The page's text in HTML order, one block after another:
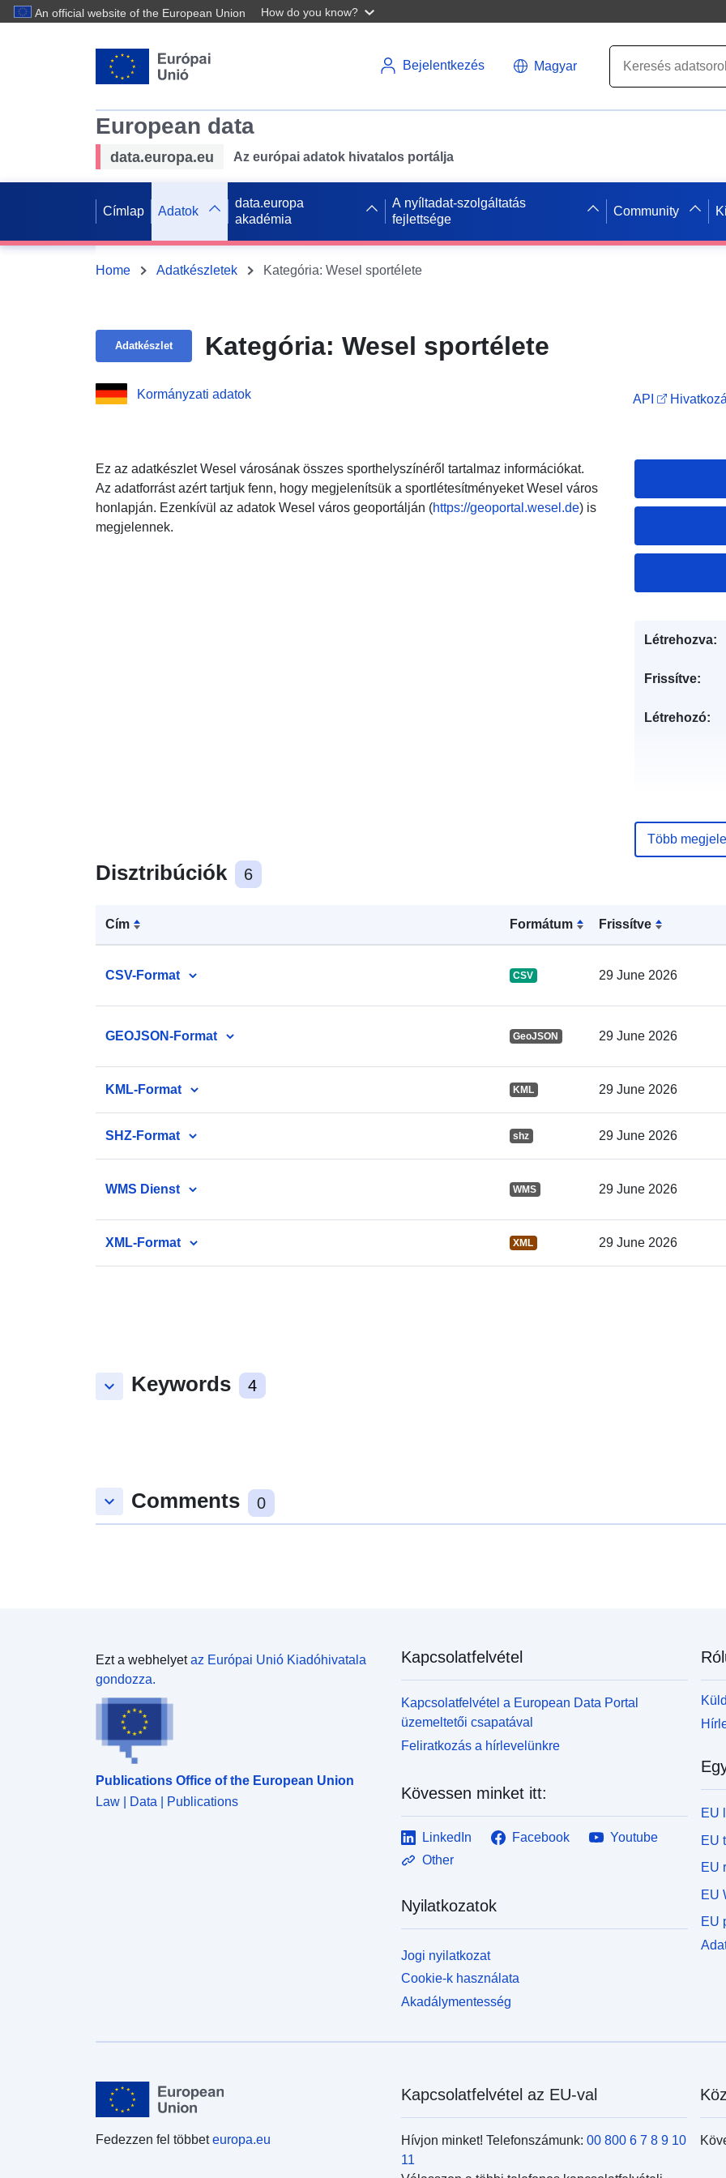
An official website of the European Union How do you know?
Bejelentkezés Magyar
European data
data.europa.eu Az európai adatok hivatalos portálja
Címlap Adatok
data.europa
akadémia
A nyíltadat-szolgáltatás
fejlettsége
Community
Home Adatkészletek Kategória: Wesel sportélete
Adatkészlet Kategória: Wesel sportélete
Kormányzati adatok API
Ez az adatkészlet Wesel városának összes sporthelyszínéről tartalmaz információkat.
Az adatforrást azért tartjuk fenn, hogy megjelenítsük a sportlétesítményeket Wesel város
honlapján. Ezenkívül az adatok Wesel város geoportálján (https://geoportal.wesel.de) is
megjelennek.
Disztribúciók 6
Cím Formátum Frissítve
CSV-Format CSV 29 June 2026
GEOJSON-Format GeoJSON 29 June 2026
KML-Format KML 29 June 2026
SHZ-Format shz 29 June 2026
WMS Dienst WMS 29 June 2026
XML-Format XML 29 June 2026
keyboard_arrow_down Keywords 4
Létrehozva:
Frissítve:
Létrehozó:
Közzétevő:
Több
keyboard_arrow_down Comments 0
Ezt a webhelyetaz Európai Unió Kiadóhivatala
gondozza.
Publications Office of the European Union
Law | Data | Publications
Kapcsolatfelvétel
Kapcsolatfelvétel a European Data Portal
üzemeltetői csapatával
Feliratkozás a hírlevelünkre
Kövessen minket itt:
LinkedIn Facebook
Youtube
Other
Nyilatkozatok
Jogi nyilatkozat
Cookie-k használata
Akadálymentesség
EU
EU
EU
EU
EU
Fedezzen fel többeteuropa.eu
Kapcsolatfelvétel az EU-val
Hívjon minket! Telefonszámunk: 00 800 6 7 8 9 10
11